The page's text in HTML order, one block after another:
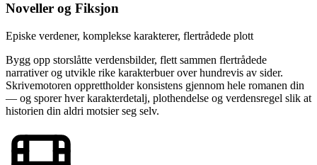
Noveller og Fiksjon
Episke verdener, komplekse karakterer, flertrådede plott
Bygg opp storslåtte verdensbilder, flett sammen flertrådede
narrativer og utvikle rike karakterbuer over hundrevis av sider.
Skrivemotoren opprettholder konsistens gjennom hele romanen din
— og sporer hver karakterdetalj, plothendelse og verdensregel slik at
historien din aldri motsier seg selv.